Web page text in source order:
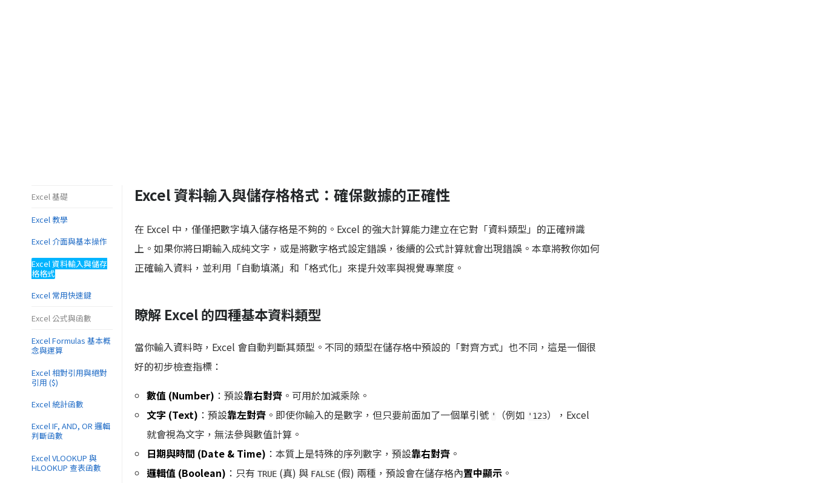
Excel 資料輸入與儲存格格式：確保數據的正確性
在 Excel 中，僅僅把數字填入儲存格是不夠的。Excel 的強大計算能力建立在它對「資料類型」的正確辨識
上。如果你將日期輸入成純文字，或是將數字格式設定錯誤，後續的公式計算就會出現錯誤。本章將教你如何
正確輸入資料，並利用「自動填滿」和「格式化」來提升效率與視覺專業度。
瞭解 Excel 的四種基本資料類型
當你輸入資料時，Excel 會自動判斷其類型。不同的類型在儲存格中預設的「對齊方式」也不同，這是一個很
好的初步檢查指標：
數值 (Number) ：預設靠右對齊 。可用於加減乘除。
文字 (Text) ：預設靠左對齊 。即使你輸入的是數字，但只要前面加了一個單引號 ' （例如 '123），Excel
就會視為文字，無法參與數值計算。
日期與時間 (Date & Time) ：本質上是特殊的序列數字，預設靠右對齊 。
邏輯值 (Boolean) ：只有 TRUE (真) 與 FALSE (假) 兩種，預設會在儲存格內置中顯示 。
Excel 基礎
Excel 教學
Excel 介面與基本操作
Excel 資料輸入與儲存
格格式
Excel 常用快速鍵
Excel 公式與函數
Excel Formulas 基本概
念與運算
Excel 相對引用與絕對
引用 ($)
Excel 統計函數
Excel IF, AND, OR 邏輯
判斷函數
Excel VLOOKUP 與
HLOOKUP 查表函數